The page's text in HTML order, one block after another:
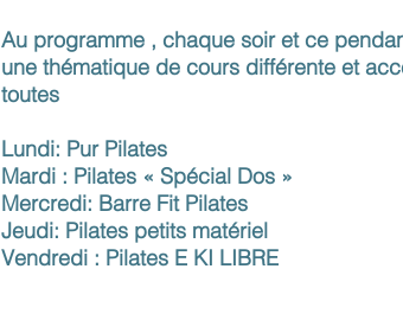
Au programme , chaque soir et ce
une thématique de cours différente et
toutes
Lundi: Pur Pilates
Mardi : Pilates « Spécial Dos »
Mercredi: Barre Fit Pilates
Jeudi: Pilates petits matériel
Vendredi : Pilates E KI LIBRE